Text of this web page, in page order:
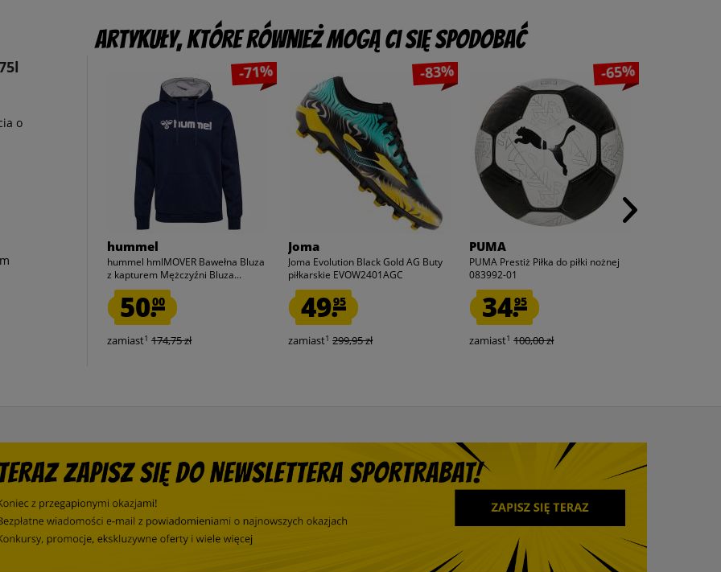
o
Artykuły, które również mogą Ci się spodobać
-71%
hummel
hummel hmlMOVER Bawełna Bluza
z kapturem Mężczyźni Bluza...
50.00
zamiast1 174,75 zł
-83%
Joma
Joma Evolution Black Gold AG Buty
piłkarskie EVOW2401AGC
49.95
zamiast1 299,95 zł
-65%
PUMA
PUMA Prestiż Piłka do piłki nożnej
083992-01
34.95
zamiast1 100,00 zł